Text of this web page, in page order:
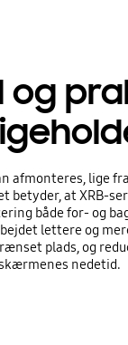
og
afmonteres, lige
betyder, at XRB-
både for- og
lettere og
plads, og
nedetid.